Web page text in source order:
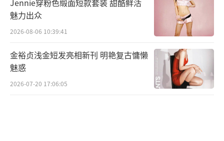
Jennie穿粉色缎面短款套装 甜酷鲜活
魅力出众
2026-08-06 10:39:41
金裕贞浅金短发亮相新刊 明艳复古慵懒
魅惑
2026-07-20 17:06:05